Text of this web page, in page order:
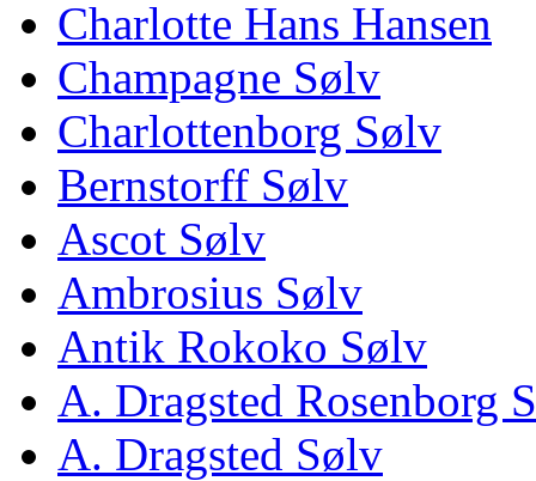
Charlotte Hans Hansen
Champagne Sølv
Charlottenborg Sølv
Bernstorff Sølv
Ascot Sølv
Ambrosius Sølv
Antik Rokoko Sølv
A. Dragsted Rosenborg
A. Dragsted Sølv